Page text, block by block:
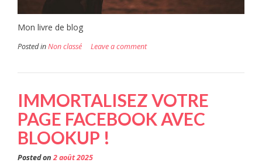
Mon livre de blog
Posted inNon classé Leave a comment
IMMORTALISEZ VOTRE
PAGE FACEBOOK AVEC
BLOOKUP !
Posted on2 août 2025